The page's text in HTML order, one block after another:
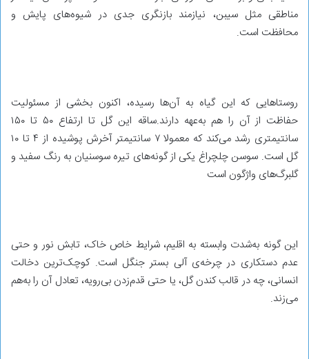
مناطقی مثل سیبن، نیازمند بازنگری جدی در شیوه‌های پایش و
محافظت است.
روستاهایی که این گیاه به آن‌ها رسیده، اکنون بخشی از مسئولیت
حفاظت از آن را هم به‌عهه دارند.ساقه این گل تا ارتفاع ۵۰ تا ۱۵۰
سانتیمتری رشد می‌کند که معمولا ۷ سانتیمتر آخرش پوشیده از ۴ تا ۱۰
گل است. سوسن چلچراغ یکی از گونه‌های تیره سوسنیان به رنگ سفید و
گلبرگ‌های واژگون است
این گونه به‌شدت وابسته به اقلیم، شرایط خاص خاک، تابش نور و حتی
عدم دستکاری در چرخه‌ی آلی بستر جنگل است. کوچک‌ترین دخالت
انسانی، چه در قالب کندن گل، یا حتی قدم‌زدن بی‌رویه، تعادل آن را به‌هم
می‌زند.